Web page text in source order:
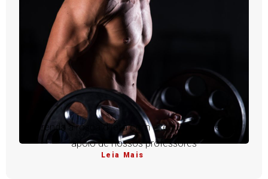
Aprenda a rosca direta com execução perfeita e
apoio de nossos professores
Leia Mais